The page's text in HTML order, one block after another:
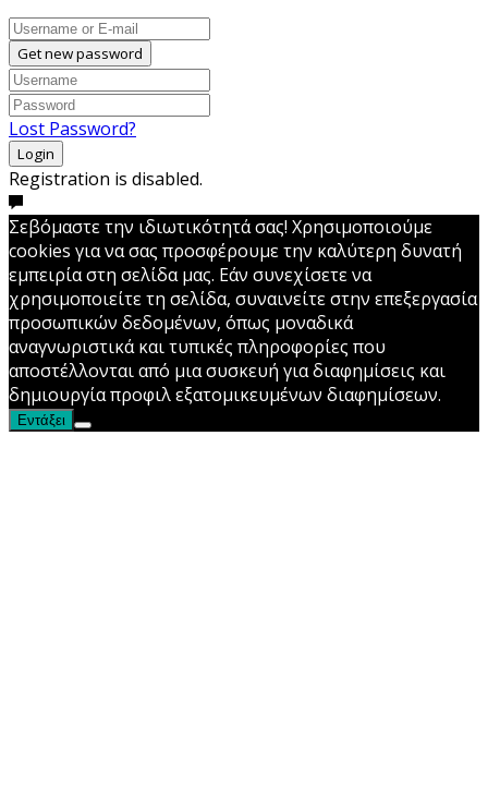
Get new password
Lost Password?
Login
Registration is disabled.
Σεβόμαστε την ιδιωτικότητά σας! Χρησιμοποιούμε
cookies για να σας προσφέρουμε την καλύτερη δυνατή
εμπειρία στη σελίδα μας. Εάν συνεχίσετε να
χρησιμοποιείτε τη σελίδα, συναινείτε στην επεξεργασία
προσωπικών δεδομένων, όπως μοναδικά
αναγνωριστικά και τυπικές πληροφορίες που
αποστέλλονται από μια συσκευή για διαφημίσεις και
δημιουργία προφιλ εξατομικευμένων διαφημίσεων.
Εντάξει